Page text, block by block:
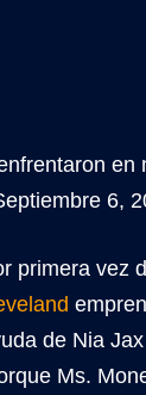
en
6,
primera vez
de Nia
Ms.